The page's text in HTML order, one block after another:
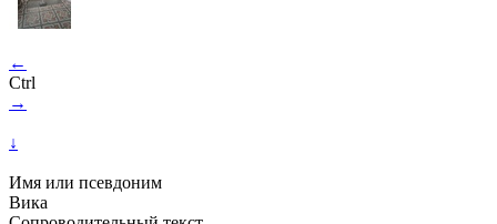
←
Ctrl
→
↓
Имя или псевдоним
Вика